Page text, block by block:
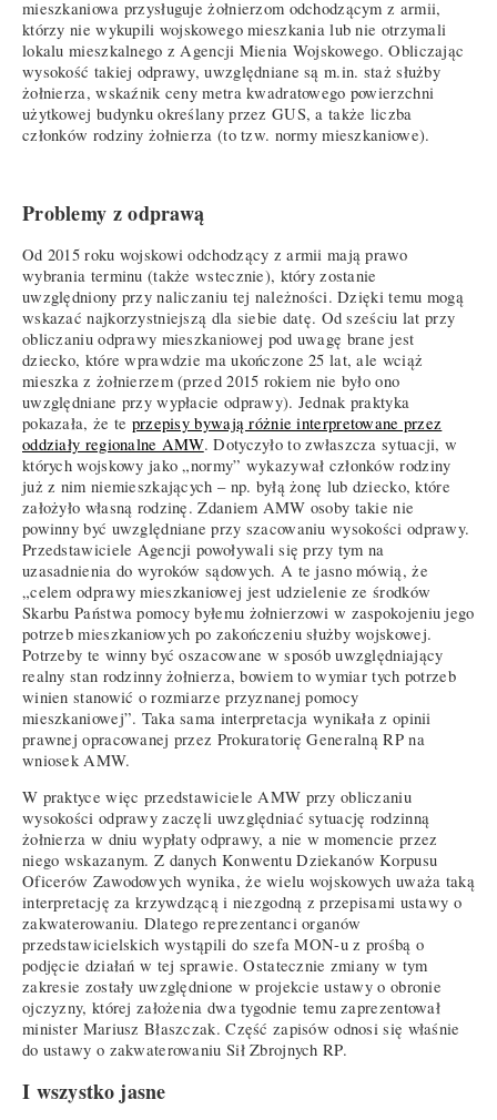
mieszkaniowa przysługuje żołnierzom odchodzącym z armii,
którzy nie wykupili wojskowego mieszkania lub nie otrzymali
lokalu mieszkalnego z Agencji Mienia Wojskowego. Obliczając
wysokość takiej odprawy, uwzględniane są m.in. staż służby
żołnierza, wskaźnik ceny metra kwadratowego powierzchni
użytkowej budynku określany przez GUS, a także liczba
członków rodziny żołnierza (to tzw. normy mieszkaniowe).
Problemy z odprawą
Od 2015 roku wojskowi odchodzący z armii mają prawo
wybrania terminu (także wstecznie), który zostanie
uwzględniony przy naliczaniu tej należności. Dzięki temu mogą
wskazać najkorzystniejszą dla siebie datę. Od sześciu lat przy
obliczaniu odprawy mieszkaniowej pod uwagę brane jest
dziecko, które wprawdzie ma ukończone 25 lat, ale wciąż
mieszka z żołnierzem (przed 2015 rokiem nie było ono
uwzględniane przy wypłacie odprawy). Jednak praktyka
pokazała, że te przepisy bywają różnie interpretowane przez
oddziały regionalne AMW. Dotyczyło to zwłaszcza sytuacji, w
których wojskowy jako „normy” wykazywał członków rodziny
już z nim niemieszkających – np. byłą żonę lub dziecko, które
założyło własną rodzinę. Zdaniem AMW osoby takie nie
powinny być uwzględniane przy szacowaniu wysokości odprawy.
Przedstawiciele Agencji powoływali się przy tym na
uzasadnienia do wyroków sądowych. A te jasno mówią, że
„celem odprawy mieszkaniowej jest udzielenie ze środków
Skarbu Państwa pomocy byłemu żołnierzowi w zaspokojeniu jego
potrzeb mieszkaniowych po zakończeniu służby wojskowej.
Potrzeby te winny być oszacowane w sposób uwzględniający
realny stan rodzinny żołnierza, bowiem to wymiar tych potrzeb
winien stanowić o rozmiarze przyznanej pomocy
mieszkaniowej”. Taka sama interpretacja wynikała z opinii
prawnej opracowanej przez Prokuratorię Generalną RP na
wniosek AMW.
W praktyce więc przedstawiciele AMW przy obliczaniu
wysokości odprawy zaczęli uwzględniać sytuację rodzinną
żołnierza w dniu wypłaty odprawy, a nie w momencie przez
niego wskazanym. Z danych Konwentu Dziekanów Korpusu
Oficerów Zawodowych wynika, że wielu wojskowych uważa taką
interpretację za krzywdzącą i niezgodną z przepisami ustawy o
zakwaterowaniu. Dlatego reprezentanci organów
przedstawicielskich wystąpili do szefa MON-u z prośbą o
podjęcie działań w tej sprawie. Ostatecznie zmiany w tym
zakresie zostały uwzględnione w projekcie ustawy o obronie
ojczyzny, której założenia dwa tygodnie temu zaprezentował
minister Mariusz Błaszczak. Część zapisów odnosi się właśnie
do ustawy o zakwaterowaniu Sił Zbrojnych RP.
I wszystko jasne